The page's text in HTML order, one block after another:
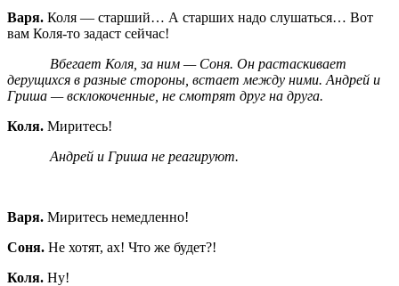
Варя. Коля — старший… А старших надо слушаться… Вот
вам Коля-то задаст сейчас!
Вбегает Коля, за ним — Соня. Он растаскивает
дерущихся в разные стороны, встает между ними. Андрей и
Гриша — всклокоченные, не смотрят друг на друга.
Коля. Миритесь!
Андрей и Гриша не реагируют.
Варя. Миритесь немедленно!
Соня. Не хотят, ах! Что же будет?!
Коля. Ну!